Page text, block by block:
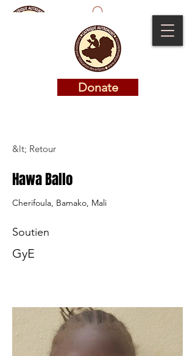
Donate
Donate
&lt; Retour
Hawa Ballo
Cherifoula, Bamako, Mali
Soutien
GyE